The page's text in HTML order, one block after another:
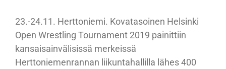
23.-24.11. Herttoniemi. Kovatasoinen Helsinki
Open Wrestling Tournament 2019 painittiin
kansaisainvälisissä merkeissä
Herttoniemenrannan liikuntahallilla lähes 400